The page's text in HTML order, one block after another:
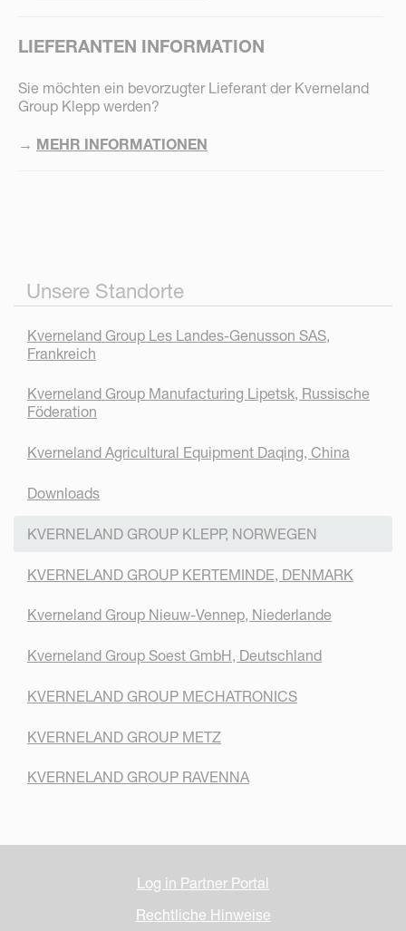
LIEFERANTEN INFORMATION
Sie möchten ein bevorzugter Lieferant der Kverneland
Group Klepp werden?
→ MEHR INFORMATIONEN
Unsere Standorte
Kverneland Group Les Landes-Genusson SAS,
Frankreich
Kverneland Group Manufacturing Lipetsk, Russische
Föderation
Kverneland Agricultural Equipment Daqing, China
Downloads
KVERNELAND GROUP KLEPP, NORWEGEN
KVERNELAND GROUP KERTEMINDE, DENMARK
Kverneland Group Nieuw-Vennep, Niederlande
Kverneland Group Soest GmbH, Deutschland
KVERNELAND GROUP MECHATRONICS
KVERNELAND GROUP METZ
KVERNELAND GROUP RAVENNA
Log in Partner Portal
Rechtliche Hinweise